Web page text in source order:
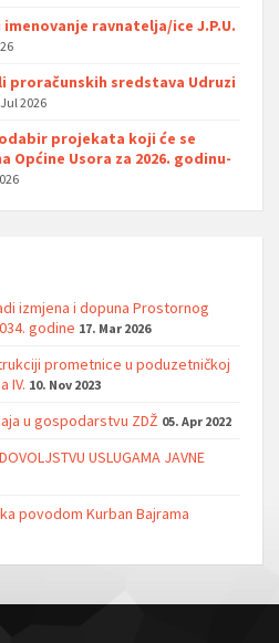
i imenovanje ravnatelja/ice J.P.U.
proračunskih sredstava Udruzi
2026
odabir projekata koji će se
Općine Usora za 2026. godinu-
izmjena i dopuna Prostornog
godine 17. Mar 2026
prometnice u poduzetničkoj
IV. 10. Nov 2023
u gospodarstvu ZDŽ 05. Apr 2022
USLUGAMA JAVNE
povodom Kurban Bajrama